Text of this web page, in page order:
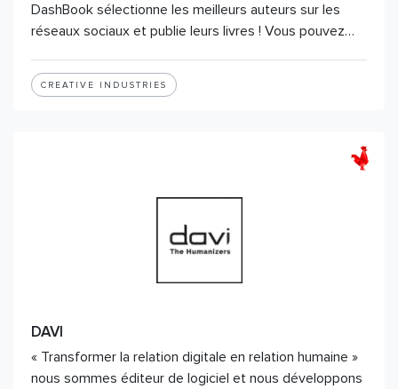
DashBook sélectionne les meilleurs auteurs sur les
réseaux sociaux et publie leurs livres ! Vous pouvez…
CREATIVE INDUSTRIES
DAVI
« Transformer la relation digitale en relation humaine »
nous sommes éditeur de logiciel et nous développons